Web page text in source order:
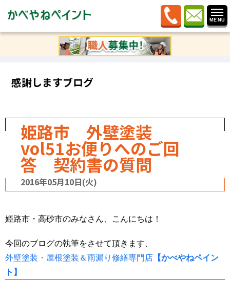
ブログ»記事カテゴリー»業者選び
外壁塗装 vol51お便りへのご回答 契約書の質問
感謝しますブログ
姫路市 外壁塗装
vol51お便りへのご回
答 契約書の質問
2016年05月10日(火)
姫路市・高砂市のみなさん、こんにちは！
今回のブログの執筆をさせて頂きます、
外壁塗装・屋根塗装＆雨漏り修繕専門店 【かべやねペイン
ト】